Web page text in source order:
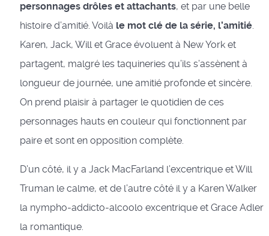
personnages drôles et attachants, et par une belle
histoire d’amitié. Voilà le mot clé de la série, l’amitié.
Karen, Jack, Will et Grace évoluent à New York et
partagent, malgré les taquineries qu’ils s’assènent à
longueur de journée, une amitié profonde et sincère.
On prend plaisir à partager le quotidien de ces
personnages hauts en couleur qui fonctionnent par
paire et sont en opposition complète.
D’un côté, il y a Jack MacFarland l’excentrique et Will
Truman le calme, et de l’autre côté il y a Karen Walker
la nympho-addicto-alcoolo excentrique et Grace Adler
la romantique.